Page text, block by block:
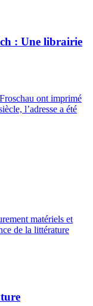
: Une librairie
ont imprimé
l’adresse a été
matériels et
de la littérature